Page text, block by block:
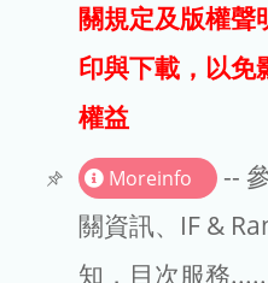
文章
關規定及版權聲
印與下載，以免
權益
Moreinfo
--
關資訊、IF &
知，目次服務.....